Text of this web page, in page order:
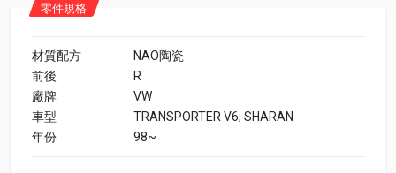
零件規格
材質配方
NAO陶瓷
前後
R
廠牌
VW
車型
TRANSPORTER V6; SHARAN
年份
98~